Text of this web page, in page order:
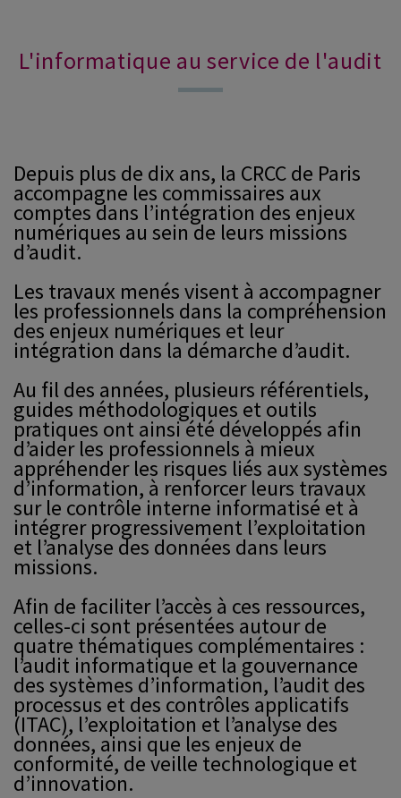
L'informatique au service de l'audit
Depuis plus de dix ans, la CRCC de Paris
accompagne les commissaires aux
comptes dans l’intégration des enjeux
numériques au sein de leurs missions
d’audit.
Les travaux menés visent à accompagner
les professionnels dans la compréhension
des enjeux numériques et leur
intégration dans la démarche d’audit.
Au fil des années, plusieurs référentiels,
guides méthodologiques et outils
pratiques ont ainsi été développés afin
d’aider les professionnels à mieux
appréhender les risques liés aux systèmes
d’information, à renforcer leurs travaux
sur le contrôle interne informatisé et à
intégrer progressivement l’exploitation
et l’analyse des données dans leurs
missions.
Afin de faciliter l’accès à ces ressources,
celles-ci sont présentées autour de
quatre thématiques complémentaires :
l’audit informatique et la gouvernance
des systèmes d’information, l’audit des
processus et des contrôles applicatifs
(ITAC), l’exploitation et l’analyse des
données, ainsi que les enjeux de
conformité, de veille technologique et
d’innovation.